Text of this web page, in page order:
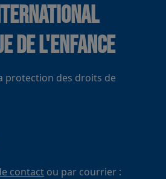
de l'Enfance
protection des droits de
contact ou par courrier :